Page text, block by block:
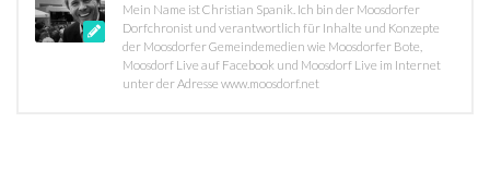
Mein Name ist Christian Spanik. Ich bin der Moosdorfer
Dorfchronist und verantwortlich für Inhalte und Konzepte
der Moosdorfer Gemeindemedien wie Moosdorfer Bote,
Moosdorf Live auf Facebook und Moosdorf Live im Internet
unter der Adresse www.moosdorf.net